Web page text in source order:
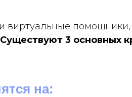
виртуальные
Существуют 3 основных
на: